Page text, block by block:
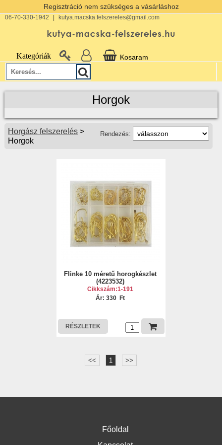
Regisztráció nem szükséges a vásárláshoz
06-70-330-1942 kutya.macska.felszereles@gmail.com
Kategóriák Kosaram
Horgok
Rendezés:
Horgász felszerelés>
Horgok
Flinke 10 méretű horogkészlet
(4223532)
Cikkszám:1-191
Ár: 330 Ft
RÉSZLETEK
<< 1 >>
Főoldal